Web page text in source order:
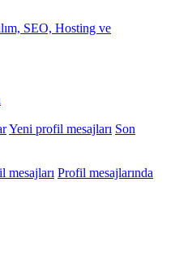
Yeni profil mesajları Son
mesajları Profil mesajlarında